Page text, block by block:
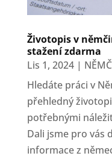
Životopis v
stažení zdarma
Lis 1, 2024|
Hledáte práci v
přehledný
potřebnými
Dali jsme pro vás
informace z